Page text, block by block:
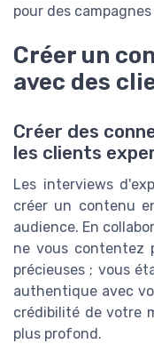
pour des
Créer un
avec des
Créer des
les clients
Les interviews
créer un contenu
audience. En
ne vous contentez
précieuses ; vous
authentique avec
crédibilité de votre
plus profond.